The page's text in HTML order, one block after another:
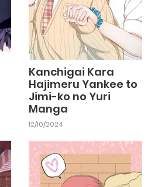
Kanchigai Kara
Hajimeru Yankee to
Jimi-ko no Yuri
Manga
12/10/2024